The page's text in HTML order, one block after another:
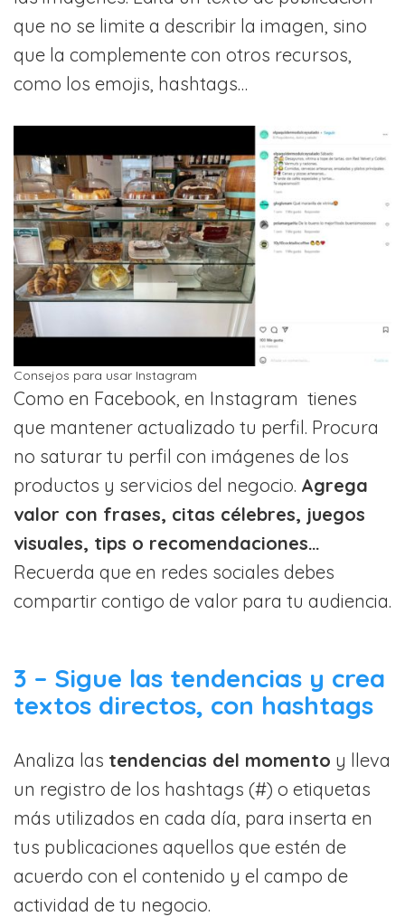
que no se limite a describir la imagen, sino
que la complemente con otros recursos,
como los emojis, hashtags…
Consejos para usar Instagram
Como en Facebook, en Instagram tienes
que mantener actualizado tu perfil. Procura
no saturar tu perfil con imágenes de los
productos y servicios del negocio. Agrega
valor con frases, citas célebres, juegos
visuales, tips o recomendaciones…
Recuerda que en redes sociales debes
compartir contigo de valor para tu audiencia.
3 – Sigue las tendencias y crea
textos directos, con hashtags
Analiza las tendencias del momento y lleva
un registro de los hashtags (#) o etiquetas
más utilizados en cada día, para inserta en
tus publicaciones aquellos que estén de
acuerdo con el contenido y el campo de
actividad de tu negocio.